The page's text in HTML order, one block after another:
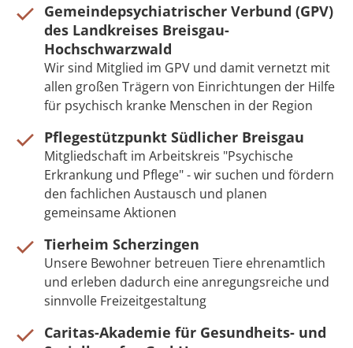
Gemeindepsychiatrischer Verbund (GPV)
des Landkreises Breisgau-
Hochschwarzwald
Wir sind Mitglied im GPV und damit vernetzt mit
allen großen Trägern von Einrichtungen der Hilfe
für psychisch kranke Menschen in der Region
Pflegestützpunkt Südlicher Breisgau
Mitgliedschaft im Arbeitskreis "Psychische
Erkrankung und Pflege" - wir suchen und fördern
den fachlichen Austausch und planen
gemeinsame Aktionen
Tierheim Scherzingen
Unsere Bewohner betreuen Tiere ehrenamtlich
und erleben dadurch eine anregungsreiche und
sinnvolle Freizeitgestaltung
Caritas-Akademie für Gesundheits- und